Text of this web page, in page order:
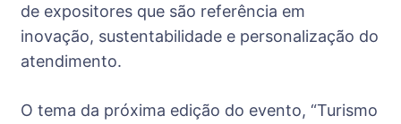
de expositores que são referência em
inovação, sustentabilidade e personalização do
atendimento.
O tema da próxima edição do evento, “Turismo